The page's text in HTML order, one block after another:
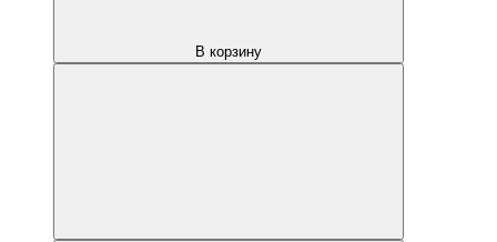
В корзину